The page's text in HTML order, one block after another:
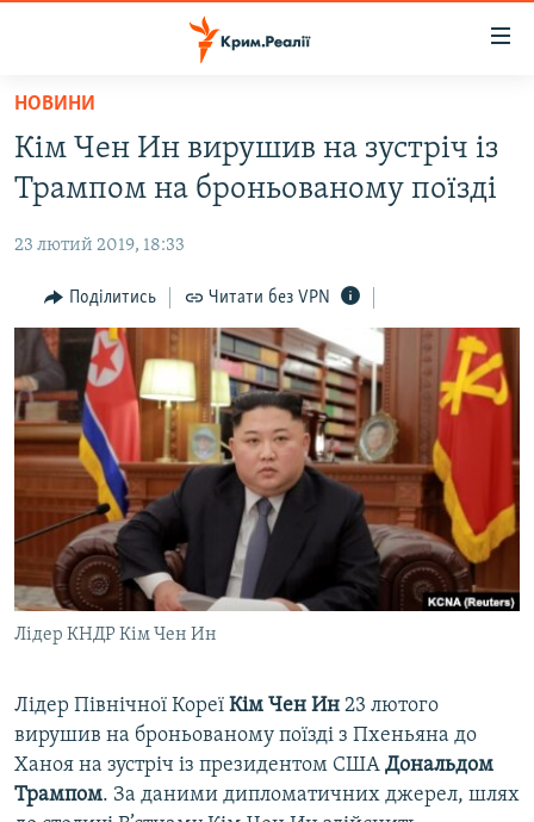
Перейти
основного
матеріалу
Перейти
до
навігації
Перейти
пошуку
ВІДЕО ТА ФОТО
ПОЛІТИКА
БЛОГИ
ПОГЛЯД
ІНТЕРВ'Ю
ВСЕ ЗА ДЕНЬ
СПЕЦПРОЕКТИ
ДЕПОРТАЦІЯ
ВІДЕОУРОКИ «ELIFBE»
СВІДЧЕННЯ ОКУПАЦІЇ
УКРАЇНСЬКА ПРОБЛЕМА КРИМУ
ЯК ОБІЙТИ БЛОКУВАННЯ
Русский
Qırımtatar
Усі сайти RFE/RL
НОВИНИ
Кім Чен Ин вирушив на зустріч із
Трампом на броньованому поїзді
23 лютий 2019, 18:33
Поділитись Читати без VPN
Лідер КНДР Кім Чен Ин
Лідер Північної Кореї Кім Чен Ин 23 лютого
вирушив на броньованому поїзді з Пхеньяна до
Ханоя на зустріч із президентом США Дональдом
Трампом. За даними дипломатичних джерел, шлях